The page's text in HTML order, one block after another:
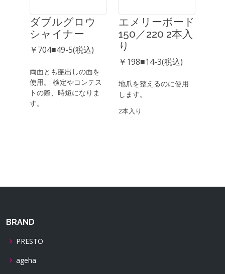
ダブルグロウ
シャイナー
￥704■49-5(税込)
両面とも艶出しの面を
使用。 検定やコンテス
トの際、時短になりま
す。
エメリーボード
150／220 2本入
り
￥198■14-3(税込)
地爪を整えるのに使用
します。
2本入り
BRAND
PRESTO
ageha